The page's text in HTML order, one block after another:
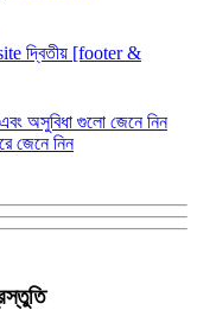
দ্বিতীয় [footer &
অসুবিধা গুলো জেনে নিন
জেনে নিন